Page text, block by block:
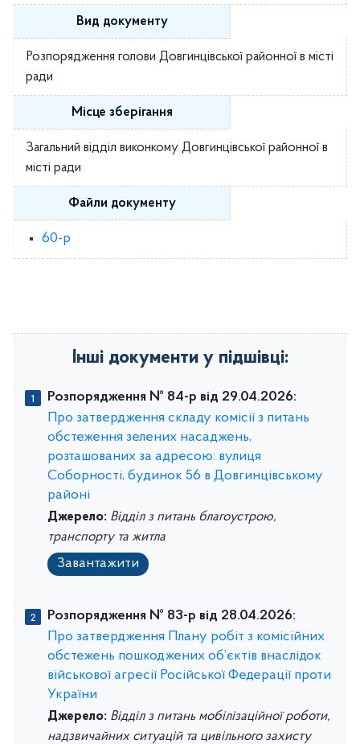
Вид документу
Розпорядження голови Довгинцівської районної в місті
ради
Місце зберігання
Загальний відділ виконкому Довгинцівської районної в
місті ради
Файли документу
60-р
Інші документи у підшівці:
Розпорядження № 84-р від 29.04.2026:
Про затвердження складу комісії з питань
обстеження зелених насаджень,
розташованих за адресою: вулиця
Соборності, будинок 56 в Довгинцівському
районі
Джерело: Відділ з питань благоустрою,
транспорту та житла
Завантажити
Розпорядження № 83-р від 28.04.2026:
Про затвердження Плану робіт з комісійних
обстежень пошкоджених об’єктів внаслідок
військової агресії Російської Федерації проти
України
Джерело: Відділ з питань мобілізаційної роботи,
надзвичайних ситуацій та цивільного захисту